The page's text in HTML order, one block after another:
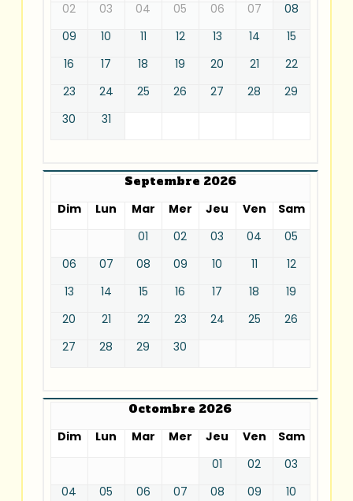
02
03 04 05 06 07
08
09
10 11 12 13 14
15
16
17 18 19 20 21
22
23
24 25 26 27 28
29
30
31
Septembre 2026
Dim
Lun Mar Mer Jeu Ven
Sam
01
02 03 04
05
06
07 08 09 10 11
12
13
14 15 16 17 18
19
20
21 22 23 24 25
26
27
28 29 30
Octombre 2026
Dim
Lun Mar Mer Jeu Ven
Sam
01
02
03
04
05 06 07 08 09
10